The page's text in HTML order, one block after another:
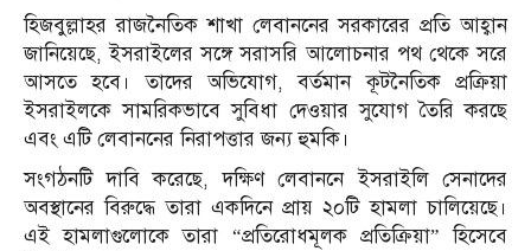
হিজবুল্লাহর রাজনৈতিক শাখা লেবাননের সরকারের প্রতি আহ্বান
জানিয়েছে, ইসরাইলের সঙ্গে সরাসরি আলোচনার পথ থেকে সরে
আসতে হবে। তাদের অভিযোগ, বর্তমান কূটনৈতিক প্রক্রিয়া
ইসরাইলকে সামরিকভাবে সুবিধা দেওয়ার সুযোগ তৈরি করছে
এবং এটি লেবাননের নিরাপত্তার জন্য হুমকি।
সংগঠনটি দাবি করেছে, দক্ষিণ লেবাননে ইসরাইলি সেনাদের
অবস্থানের বিরুদ্ধে তারা একদিনে প্রায় ২০টি হামলা চালিয়েছে।
এই হামলাগুলোকে তারা “প্রতিরোধমূলক প্রতিক্রিয়া” হিসেবে